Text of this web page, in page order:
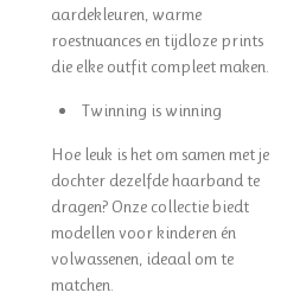
aardekleuren, warme
roestnuances en tijdloze prints
die elke outfit compleet maken.
Twinning is winning
Hoe leuk is het om samen met je
dochter dezelfde haarband te
dragen? Onze collectie biedt
modellen voor kinderen én
volwassenen, ideaal om te
matchen.